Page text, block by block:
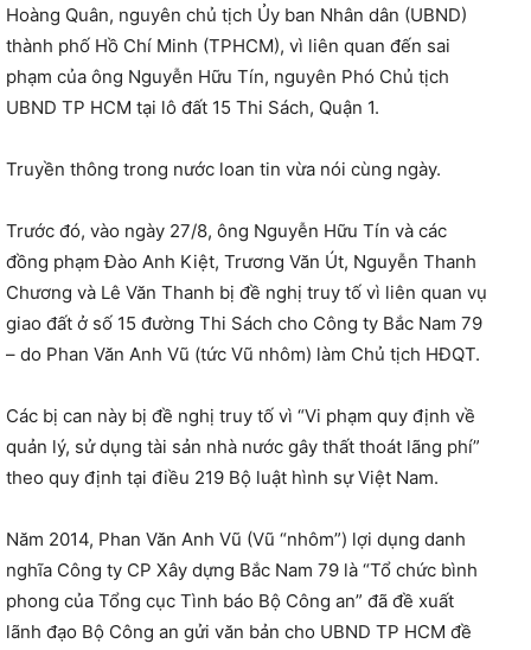
Hoàng Quân, nguyên chủ tịch Ủy ban Nhân dân (UBND)
thành phố Hồ Chí Minh (TPHCM), vì liên quan đến sai
phạm của ông Nguyễn Hữu Tín, nguyên Phó Chủ tịch
UBND TP HCM tại lô đất 15 Thi Sách, Quận 1.
Truyền thông trong nước loan tin vừa nói cùng ngày.
Trước đó, vào ngày 27/8, ông Nguyễn Hữu Tín và các
đồng phạm Đào Anh Kiệt, Trương Văn Út, Nguyễn Thanh
Chương và Lê Văn Thanh bị đề nghị truy tố vì liên quan vụ
giao đất ở số 15 đường Thi Sách cho Công ty Bắc Nam 79
– do Phan Văn Anh Vũ (tức Vũ nhôm) làm Chủ tịch HĐQT.
Các bị can này bị đề nghị truy tố vì “Vi phạm quy định về
quản lý, sử dụng tài sản nhà nước gây thất thoát lãng phí”
theo quy định tại điều 219 Bộ luật hình sự Việt Nam.
Năm 2014, Phan Văn Anh Vũ (Vũ “nhôm”) lợi dụng danh
nghĩa Công ty CP Xây dựng Bắc Nam 79 là “Tổ chức bình
phong của Tổng cục Tình báo Bộ Công an” đã đề xuất
lãnh đạo Bộ Công an gửi văn bản cho UBND TP HCM đề